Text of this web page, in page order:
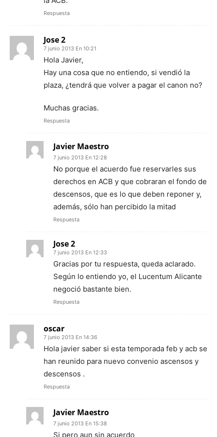
Respuesta
Jose 2
7 junio 2013 En 10:21
Hola Javier,
Hay una cosa que no entiendo, si vendió la
plaza, ¿tendrá que volver a pagar el canon no?
Muchas gracias.
Respuesta
Javier Maestro
7 junio 2013 En 12:28
No porque el acuerdo fue reservarles sus
derechos en ACB y que cobraran el fondo de
descensos, que es lo que deben reponer y,
además, sólo han percibido la mitad
Respuesta
Jose 2
7 junio 2013 En 12:33
Gracias por tu respuesta, queda aclarado.
Según lo entiendo yo, el Lucentum Alicante
negoció bastante bien.
Respuesta
oscar
7 junio 2013 En 14:36
Hola javier saber si esta temporada feb y acb se
han reunido para nuevo convenio ascensos y
descensos .
Respuesta
Javier Maestro
7 junio 2013 En 15:38
Si pero aun sin acuerdo